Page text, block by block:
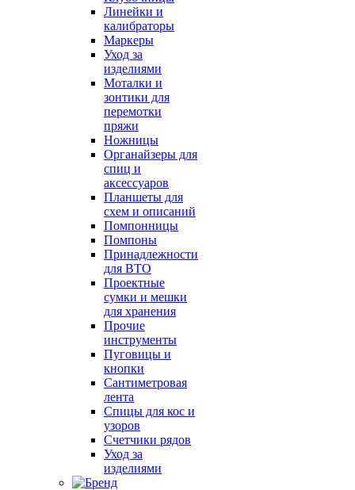
Линейки и
калибраторы
Маркеры
Уход за
изделиями
Моталки и
зонтики для
перемотки
пряжи
Ножницы
Органайзеры для
спиц и
аксессуаров
Планшеты для
схем и описаний
Помпонницы
Помпоны
Принадлежности
для ВТО
Проектные
сумки и мешки
для хранения
Прочие
инструменты
Пуговицы и
кнопки
Сантиметровая
лента
Спицы для кос и
узоров
Счетчики рядов
Уход за
изделиями